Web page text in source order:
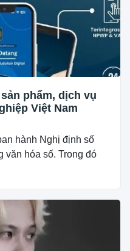
phẩm, dịch vụ
Việt Nam
hành Nghị định số
văn hóa số. Trong đó